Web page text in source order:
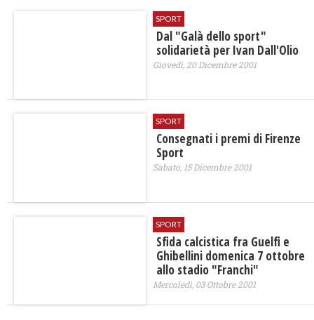
SPORT
Dal "Galà dello sport"
solidarietà per Ivan Dall'Olio
Giovedì, 20 Dicembre 2001
SPORT
Consegnati i premi di Firenze
Sport
Sabato, 15 Dicembre 2001
SPORT
Sfida calcistica fra Guelfi e
Ghibellini domenica 7 ottobre
allo stadio "Franchi"
Mercoledì, 03 Ottobre 2001